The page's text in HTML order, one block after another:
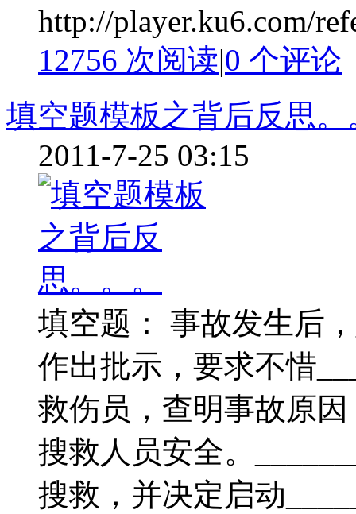
http://player.ku6.com/
12756 次阅读|0 个评论
填空题模板之背后反思。
2011-7-25 03:15
填空题： 事故发生后
作出批示，要求不惜
救伤员，查明事故原
搜救人员安全。
搜救，并决定启动